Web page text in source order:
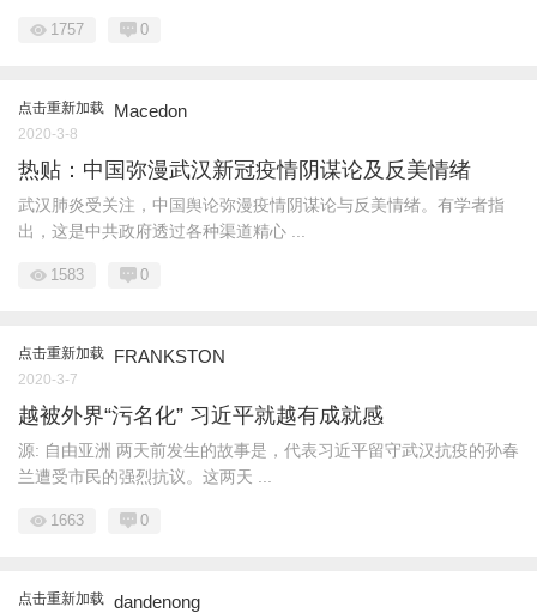
1757 0
点击重新加载 Macedon
2020-3-8
热贴：中国弥漫武汉新冠疫情阴谋论及反美情绪
武汉肺炎受关注，中国舆论弥漫疫情阴谋论与反美情绪。有学者指
出，这是中共政府透过各种渠道精心 ...
1583 0
点击重新加载 FRANKSTON
2020-3-7
越被外界“污名化” 习近平就越有成就感
源: 自由亚洲 两天前发生的故事是，代表习近平留守武汉抗疫的孙春
兰遭受市民的强烈抗议。这两天 ...
1663 0
点击重新加载 dandenong